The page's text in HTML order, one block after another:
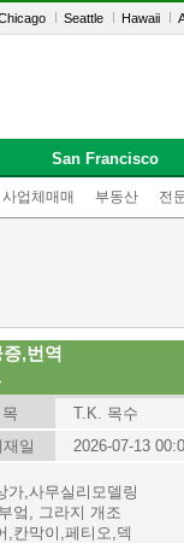
Seattle Hawaii
사업체매매 부동산 전
San Francisco
,번역
T.K. 목수
일
2026-07-13
가,사무실리모델링
엌, 그라지 개조
,칸막이,페티오,덱